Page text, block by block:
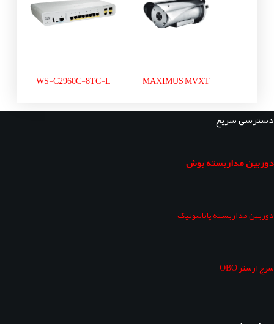
MAXIMUS MVXT
WS-C2960C-8TC-L
دسترسی سریع
دوربین مداربسته بوش
دوربین مداربسته پاناسونیک
سرج ارستر OBO